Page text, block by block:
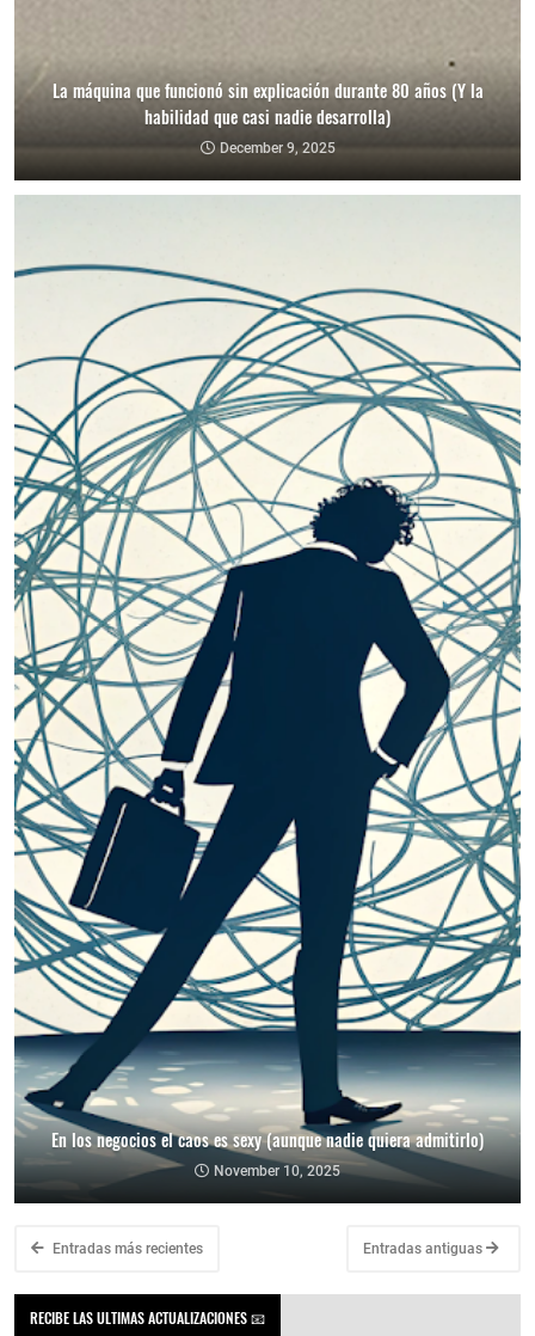
La máquina que funcionó sin explicación durante 80 años (Y la
habilidad que casi nadie desarrolla)
December 9, 2025
En los negocios el caos es sexy (aunque nadie quiera admitirlo)
November 10, 2025
Entradas más recientes Entradas antiguas
RECIBE LAS ULTIMAS ACTUALIZACIONES 📧